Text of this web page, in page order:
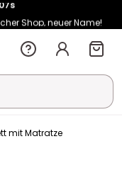
unique-Produkte
mit Matratze